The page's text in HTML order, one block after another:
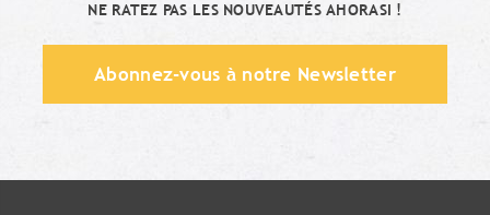
NE RATEZ PAS LES NOUVEAUTÉS AHORASI !
Abonnez-vous à notre Newsletter